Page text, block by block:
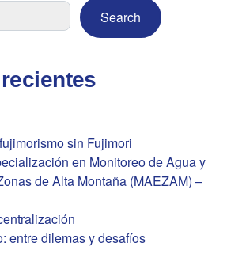
sin Fujimori
en Monitoreo de Agua y
de Alta Montaña (MAEZAM) –
entre dilemas y desafíos